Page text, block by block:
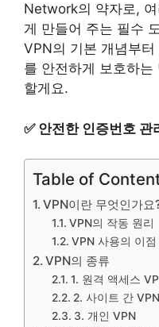
Network의 약자로,
게 만들어 주는 필수
VPN의 기본 개념부
를 안전하게 보호하
할게요.
✅ 안전한 인증번호 관
Table of
VPN이란 무엇인가요
VPN의 작동 원리
VPN 사용의 이점
VPN의 종류
1. 원격 액세스
2. 사이트 간 VPN
3. 개인 VPN